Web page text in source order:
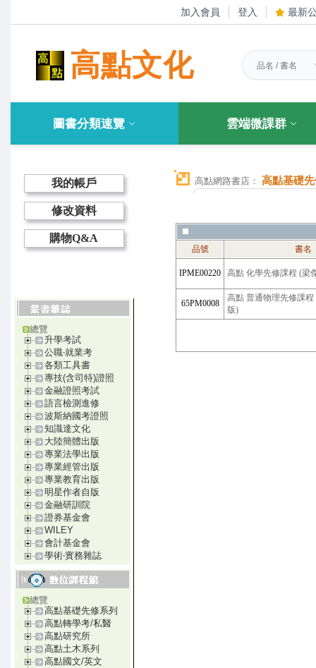
加入會員 登入 最新
高點文化
圖書分類速覽 雲端微課群
我的帳戶
修改資料
購物Q&A
總覽
升學考試
公職‧就業考
各類工具書
專技(含司特)證照
金融證照考試
語言檢測進修
波斯納國考證照
知識達文化
大陸簡體出版
專業法學出版
專業經管出版
專業教育出版
明星作者自版
金融研訓院
證券基金會
WILEY
會計基金會
學術‧實務雜誌
總覽
高點基礎先修系列
高點轉學考/私醫
高點研究所
高點土木系列
高點國文/英文
高點網路書店： 高點基礎
品號 書名
IPME00220 高點 化學先修課程 (梁
65PM0008
高點 普通物理先修課
版)